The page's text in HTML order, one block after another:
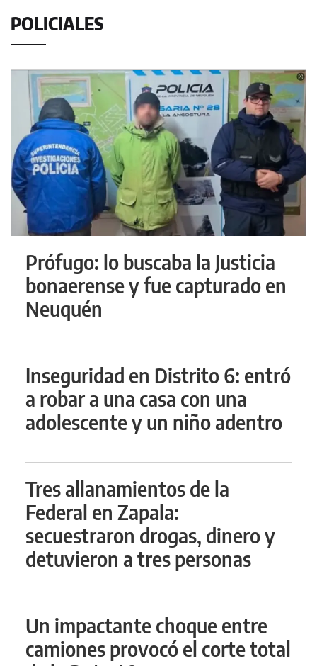
POLICIALES
Prófugo: lo buscaba la Justicia
bonaerense y fue capturado en
Neuquén
Inseguridad en Distrito 6: entró
a robar a una casa con una
adolescente y un niño adentro
Tres allanamientos de la
Federal en Zapala:
secuestraron drogas, dinero y
detuvieron a tres personas
Un impactante choque entre
camiones provocó el corte total